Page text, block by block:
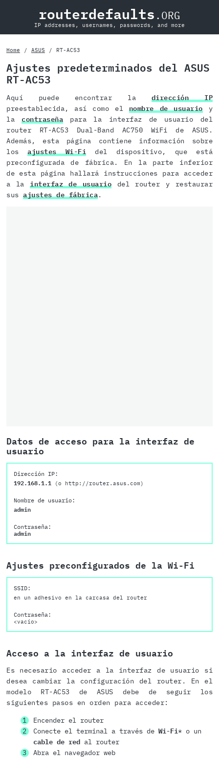
routerdefaults .ORG
IP addresses, usernames, passwords, and more
Home ASUS RT-AC53
Ajustes predeterminados del ASUS
RT-AC53
Aquí puede encontrar la dirección IP
preestablecida, así como el nombre de usuarioy
lacontraseña para la interfaz de usuario del
router RT-AC53 Dual-Band AC750 WiFi de ASUS.
Además, esta página contiene información sobre
losajustes Wi-Fi del dispositivo, que está
preconfigurada de fábrica. En la parte inferior
de esta página hallará instrucciones para acceder
a lainterfaz de usuario del router y restaurar
sus ajustes de fábrica.
Datos de acceso para la interfaz de
usuario
Dirección IP:
192.168.1.1
(o http://router.asus.com)
Nombre de usuario:
admin
Contraseña:
admin
Ajustes preconfigurados de la Wi-Fi
SSID:
en un adhesivo en la carcasa del router
Contraseña:
<vacío>
Acceso a la interfaz de usuario
Es necesario acceder a la interfaz de usuario si
desea cambiar la configuración del router. En el
modelo RT-AC53 de ASUS debe de seguir los
siguientes pasos en orden para acceder:
Encender el router
Conecte el terminal a través de Wi-Fi* o un
cable de red al router
Abra el navegador web